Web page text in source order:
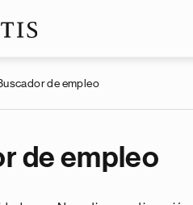
de empleo
de empleo